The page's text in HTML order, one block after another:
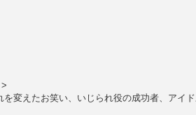
を変えたお笑い、いじられ役の成功者、ア